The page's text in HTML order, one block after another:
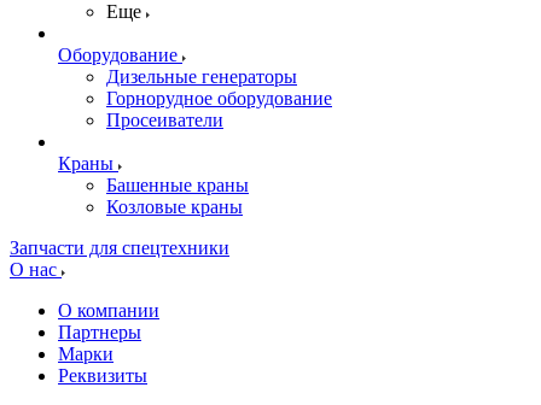
Еще
Оборудование
Дизельные генераторы
Горнорудное оборудование
Просеиватели
Краны
Башенные краны
Козловые краны
Запчасти для спецтехники
О нас
О компании
Партнеры
Марки
Реквизиты